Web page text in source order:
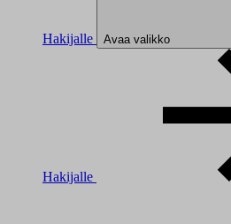
Hakijalle Avaa valikko
Hakijalle